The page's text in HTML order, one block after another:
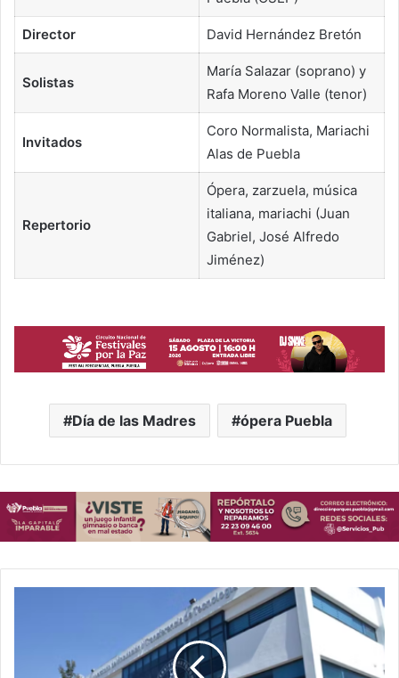
Director David Hernández Bretón
Solistas
María Salazar (soprano) y
Rafa Moreno Valle (tenor)
Invitados
Coro Normalista, Mariachi
Alas de Puebla
Repertorio
Ópera, zarzuela, música
italiana, mariachi (Juan
Gabriel, José Alfredo
Jiménez)
Día de las Madres ópera Puebla